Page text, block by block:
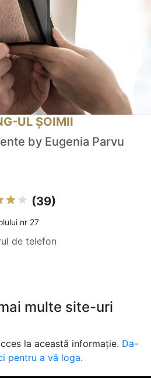
UL ȘOIMII
by Eugenia Parvu
(39)
nr 27
de telefon
multe site-uri
la această informație. Da-
pentru a vă loga.